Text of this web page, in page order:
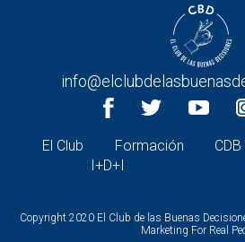
CONTACTA CON
+34 966 26 30
El Club Formación
I+D+I
Copyright 2020 El Club de las Buenas
Marketing For Real